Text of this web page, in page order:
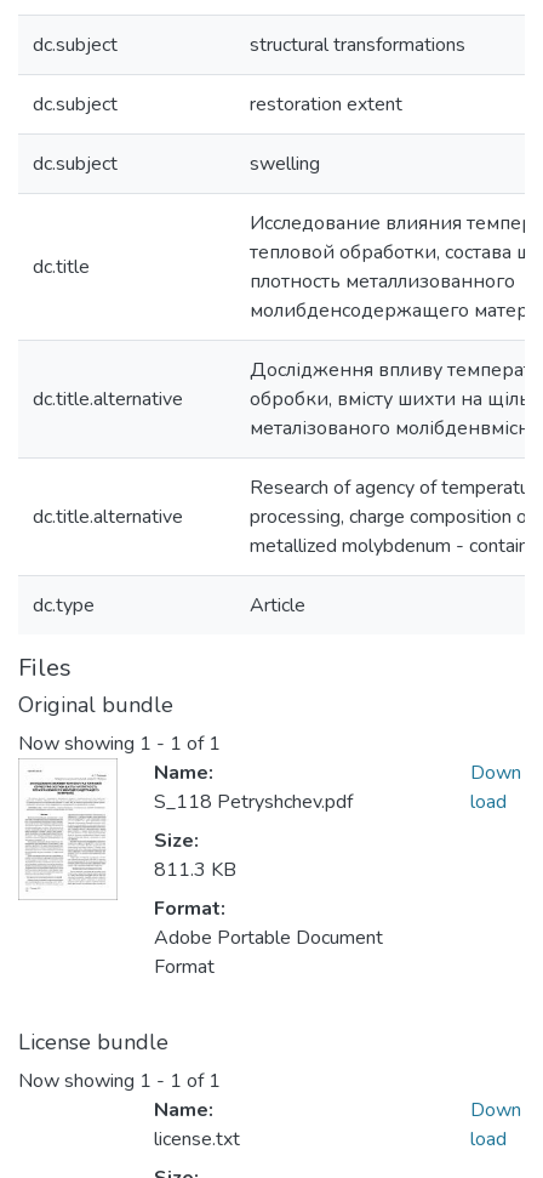
dc.subject structural transformations
dc.subject restoration extent
dc.subject swelling
dc.title
Исследование влияния
тепловой обработки, состава
плотность металлизованного
молибденсодержащего
dc.title.alternative
Дослідження впливу
обробки, вмісту шихти на
металізованого
dc.title.alternative
Research of agency of
processing, charge composition
metallized molybdenum - contain
dc.type Article
Files
Original bundle
Now showing 1 - 1 of 1
Name:
S_118 Petryshchev.pdf
Size:
811.3 KB
Format:
Adobe Portable Document
Format
Down
load
License bundle
Now showing 1 - 1 of 1
Name:
license.txt
Down
load